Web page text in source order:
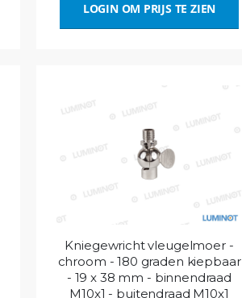
LOGIN OM PRIJS TE ZIEN
Kniegewricht vleugelmoer -
chroom - 180 graden kiepbaar
- 19 x 38 mm - binnendraad
M10x1 - buitendraad M10x1